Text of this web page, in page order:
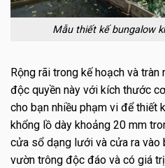
Mẫu thiết kế bungalow
Rộng rãi trong kế hoạch và
độc quyền này với kích thước
cho bạn nhiều phạm vi để thiết
khổng lồ dày khoảng 20 mm
cửa sổ dạng lưới và cửa ra vào
vườn trông độc đáo và có giá